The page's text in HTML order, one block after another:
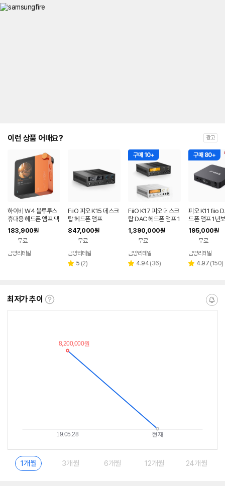
이런 상품 어때요? 광고
하이비 W4 블루투스
휴대용 헤드폰 앰프 맥
세이프 마그넷 백플레
이트 포함 1년보증AS
183,900원
무료
금양리테일
FiiO 피오 K15 데스크
탑 헤드폰 앰프
847,000원
무료
금양리테일
별 5 리
(2)
구매 10+
FiiO K17 피오 데스크
탑 DAC 헤드폰 앰프 1
년보증AS
1,390,000원
무료
페이
금양리테일
별 4.94 리
(36)
구매 80+
피오 K11 fiio
드폰 앰프 1년
195,000원
무료
페
금양리테일
별 4.97 리
(150)
최저가 추이
최
알
1개월 3개월 6개월 12개월 24개월